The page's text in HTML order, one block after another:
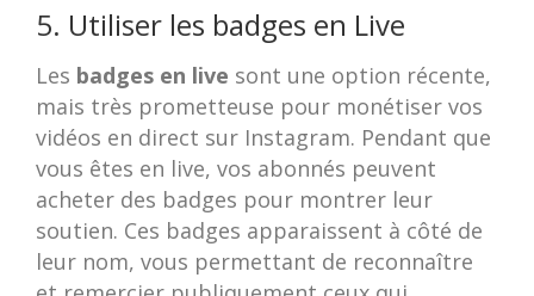
5. Utiliser les badges en Live
Les badges en live sont une option récente,
mais très prometteuse pour monétiser vos
vidéos en direct sur Instagram. Pendant que
vous êtes en live, vos abonnés peuvent
acheter des badges pour montrer leur
soutien. Ces badges apparaissent à côté de
leur nom, vous permettant de reconnaître